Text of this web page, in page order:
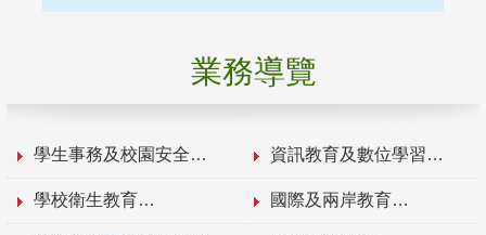
業務導覽
學生事務及校園安全 資訊教育及數位學習
學校衛生教育 國際及兩岸教育